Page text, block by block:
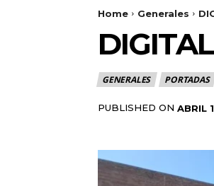
Home Generales
GENERALES PORTADAS
PUBLISHED ON ABRIL